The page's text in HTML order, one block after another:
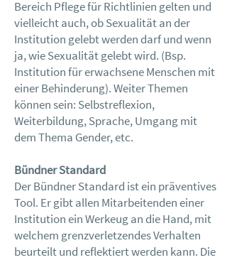
Bereich Pflege für Richtlinien gelten und
vielleicht auch, ob Sexualität an der
Institution gelebt werden darf und wenn
ja, wie Sexualität gelebt wird. (Bsp.
Institution für erwachsene Menschen mit
einer Behinderung). Weiter Themen
können sein: Selbstreflexion,
Weiterbildung, Sprache, Umgang mit
dem Thema Gender, etc.
Bündner Standard
Der Bündner Standard ist ein präventives
Tool. Er gibt allen Mitarbeitenden einer
Institution ein Werkeug an die Hand, mit
welchem grenzverletzendes Verhalten
beurteilt und reflektiert werden kann. Die